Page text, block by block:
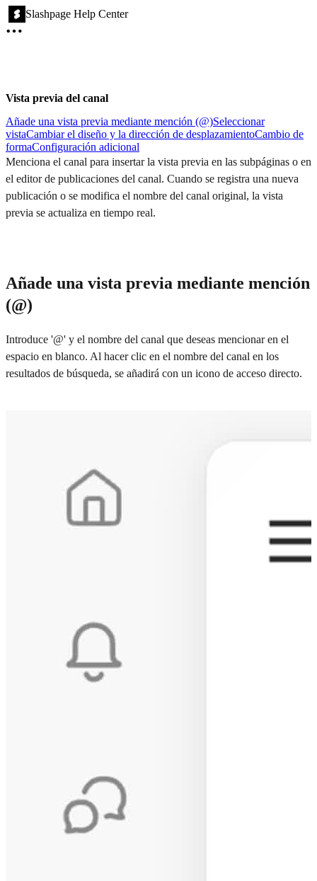
Slashpage Help Center
Vista previa del canal
Añade una vista previa mediante mención (@)Seleccionar
vistaCambiar el diseño y la dirección de desplazamientoCambio de
formaConfiguración adicional
Menciona el canal para insertar la vista previa en las subpáginas o en
el editor de publicaciones del canal. Cuando se registra una nueva
publicación o se modifica el nombre del canal original, la vista
previa se actualiza en tiempo real.
Añade una vista previa mediante mención
(@)
Introduce '@' y el nombre del canal que deseas mencionar en el
espacio en blanco. Al hacer clic en el nombre del canal en los
resultados de búsqueda, se añadirá con un icono de acceso directo.